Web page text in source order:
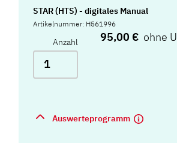
STAR (HTS) - digitales Manual
Artikelnummer: H561996
Anzahl 95,00 €
Auswerteprogramm